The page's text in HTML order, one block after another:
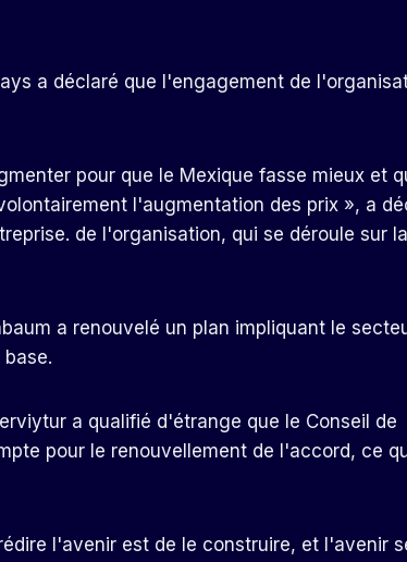
a déclaré que l'engagement de
pour que le Mexique fasse mieux et
l'augmentation des prix », a
de l'organisation, qui se déroule sur
a renouvelé un plan impliquant le
a qualifié d'étrange que le Conseil de
pour le renouvellement de l'accord, ce
l'avenir est de le construire, et l'avenir